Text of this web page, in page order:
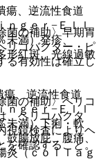
瘍、逆流性食道
ｎｇｅｒ−Ｅｌｌ
未満）発疹、
形紅斑、光線過敏
、逆流性食道
ｎｇｅｒ−Ｅｌｌ
未満）下痢・軟
腸放屁、腹痛、
炎（ｃｏｌｌａｇ
の補助〉早期胃
リコバクター・ピ
る有効性は確立し
の補助〉ヘリコ
、ヘリコバクタ
視鏡検査によりヘ
確認すること。